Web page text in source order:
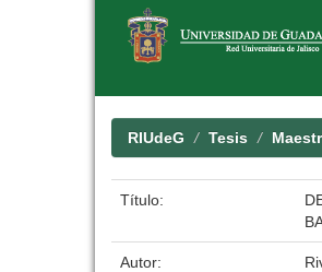
RIUdeG Tesis
Título:
Autor: